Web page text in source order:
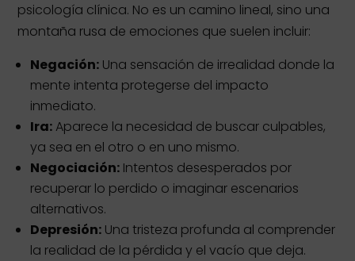
psicología clínica. No es un camino lineal, sino una
montaña rusa de emociones que suelen incluir:
Negación: Una sensación de irrealidad donde la
mente intenta protegerse del impacto
inmediato.
Ira: Aparece la necesidad de buscar culpables,
ya sea en el otro o en uno mismo.
Negociación: Intentos desesperados por
recuperar lo perdido o imaginar escenarios
alternativos.
Depresión: Una tristeza profunda al comprender
la realidad de la pérdida y el vacío que deja.